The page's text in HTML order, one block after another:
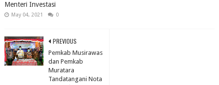
Menteri Investasi
May 04, 2021 0
PREVIOUS
Pemkab Musirawas
dan Pemkab
Muratara
Tandatangani Nota